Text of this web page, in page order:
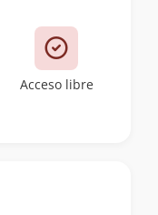
Acceso libre